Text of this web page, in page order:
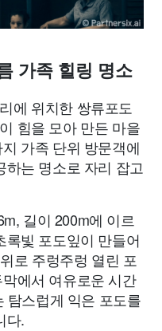
가족 힐링 명소
에 위치한 쌍류포도
힘을 모아 만든 마을
가족 단위 방문객에
는 명소로 자리 잡고
길이 200m에 이르
록빛 포도잎이 만들어
로 주렁주렁 열린 포
에서 여유로운 시간
탐스럽게 익은 포도를
다.